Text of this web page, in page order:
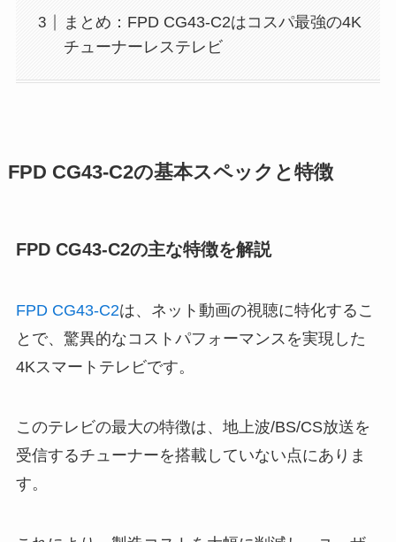
まとめ：FPD CG43-C2はコスパ最強の4K
チューナーレステレビ
FPD CG43-C2の基本スペックと特徴
FPD CG43-C2の主な特徴を解説
FPD CG43-C2は、ネット動画の視聴に特化するこ
とで、驚異的なコストパフォーマンスを実現した
4Kスマートテレビです。
このテレビの最大の特徴は、地上波/BS/CS放送を
受信するチューナーを搭載していない点にありま
す。